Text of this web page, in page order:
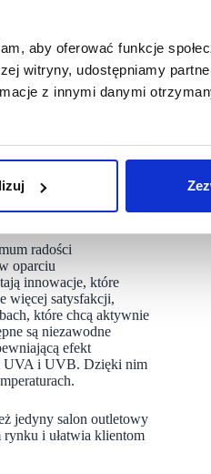
aby oferować funkcje
witryny, udostępniamy
z innymi danymi
Polsce. Świadczy
powietrzu inspirujących
do jeszcze większej
ds. sprzedaży
sprawiać,
z myślą o osobach,
czy rodzaju
To bardzo mocna
brand Columbia,
Outlet
radości
oparciu
innowacje, które
więcej satysfakcji,
które chcą aktywnie
są niezawodne
efekt
UVA i UVB. Dzięki nim
jedyny salon outletowy
i ułatwia klientom